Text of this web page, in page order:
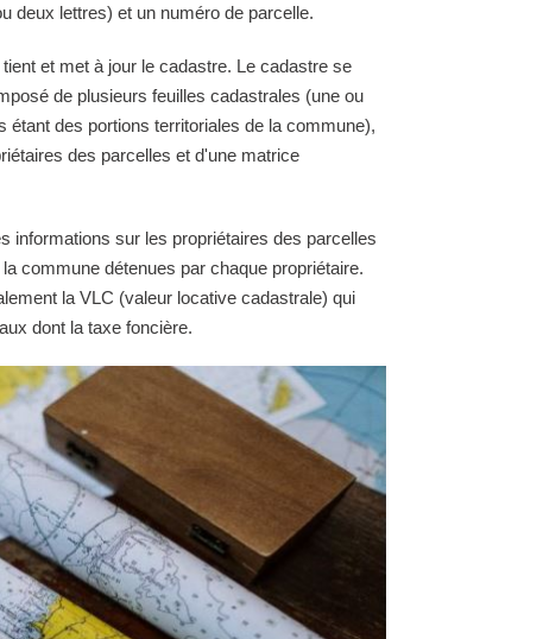
deux lettres) et un numéro de parcelle.
et met à jour le cadastre. Le cadastre se
de plusieurs feuilles cadastrales (une ou
étant des portions territoriales de la commune),
des parcelles et d'une matrice
informations sur les propriétaires des parcelles
commune détenues par chaque propriétaire.
la VLC (valeur locative cadastrale) qui
dont la taxe foncière.